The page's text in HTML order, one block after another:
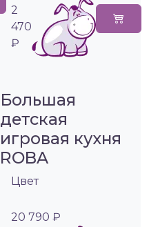
2
470
₽
Большая
детская
игровая кухня
ROBA
Цвет
20 790 ₽